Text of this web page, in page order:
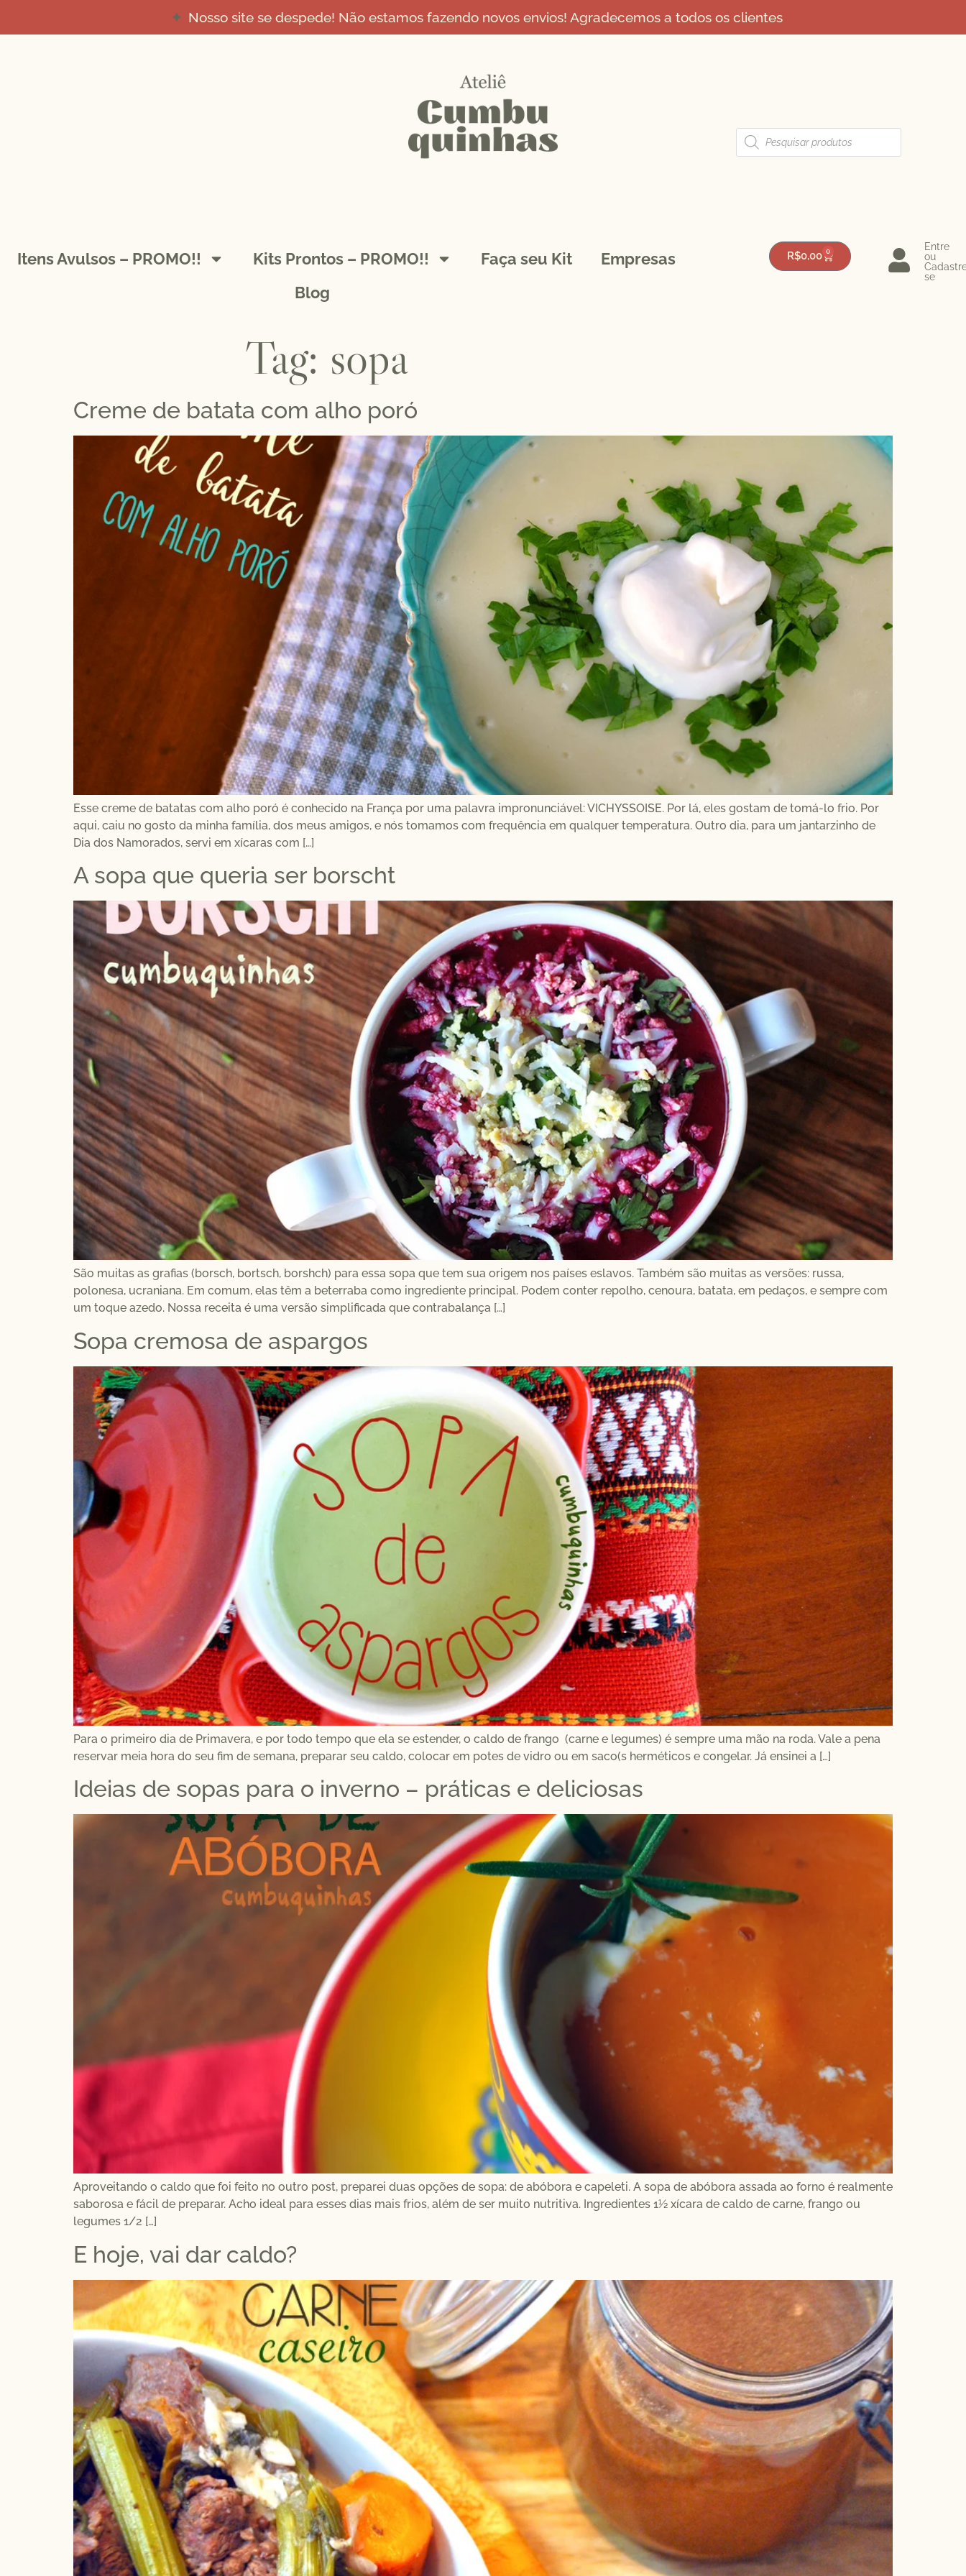
Nosso site se despede! Não estamos fazendo novos envios! Agradecemos a todos os clientes
Itens Avulsos – PROMO!! Kits Prontos – PROMO!! Faça seu Kit
Empresas
Blog
R$0,00 0
Entre
ou
se
Tag: sopa
Creme de batata com alho poró
Esse creme de batatas com alho poró é conhecido na França por uma palavra impronunciável: VICHYSSOISE. Por lá, eles gostam de tomá-lo frio. Por
aqui, caiu no gosto da minha família, dos meus amigos, e nós tomamos com frequência em qualquer temperatura. Outro dia, para um jantarzinho de
Dia dos Namorados, servi em xícaras com […]
A sopa que queria ser borscht
São muitas as grafias (borsch, bortsch, borshch) para essa sopa que tem sua origem nos países eslavos. Também são muitas as versões: russa,
polonesa, ucraniana. Em comum, elas têm a beterraba como ingrediente principal. Podem conter repolho, cenoura, batata, em pedaços, e sempre com
um toque azedo. Nossa receita é uma versão simplificada que contrabalança […]
Sopa cremosa de aspargos
Para o primeiro dia de Primavera, e por todo tempo que ela se estender, o caldo de frango (carne e legumes) é sempre uma mão na roda. Vale a pena
reservar meia hora do seu fim de semana, preparar seu caldo, colocar em potes de vidro ou em saco(s herméticos e congelar. Já ensinei a […]
Ideias de sopas para o inverno – práticas e deliciosas
Aproveitando o caldo que foi feito no outro post, preparei duas opções de sopa: de abóbora e capeleti. A sopa de abóbora assada ao forno é realmente
saborosa e fácil de preparar. Acho ideal para esses dias mais frios, além de ser muito nutritiva. Ingredientes 1½ xícara de caldo de carne, frango ou
legumes 1/2 […]
E hoje, vai dar caldo?